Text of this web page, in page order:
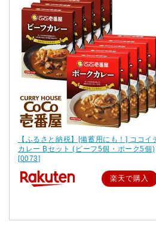
【ふるさと納税】[備蓄用にも！] ココイ
カレー Bセット (ビーフ5個・ポーク5個)
[0073]
楽天で購入